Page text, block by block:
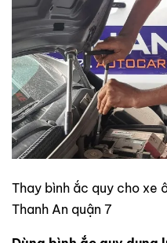
Thay bình ắc quy cho xe
Thanh An quận 7